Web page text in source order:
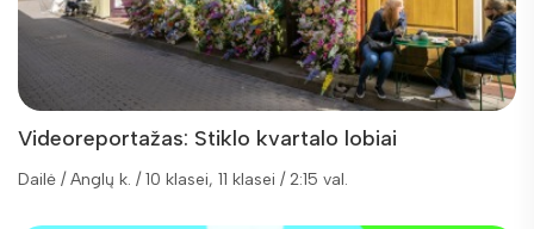
Videoreportažas: Stiklo kvartalo lobiai
Dailė / Anglų k. / 10 klasei, 11 klasei / 2:15 val.